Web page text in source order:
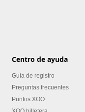
Centro de ayuda
Guía de registro
Preguntas frecuentes
Puntos XOO